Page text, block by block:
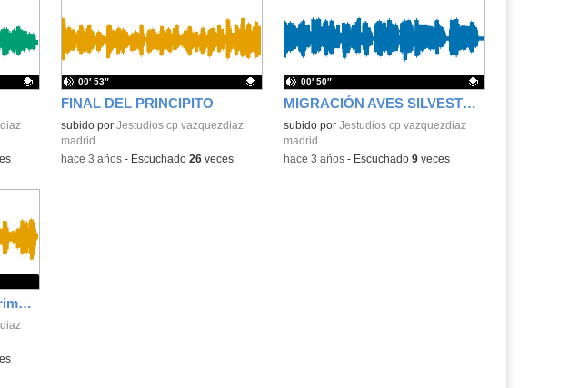
FINAL DEL PRINCIPITO
Contenido educativo.
subido por Jestudios cp vazquezdiaz
madrid
00′ 53″
-hace 3 años- Escuchado 26veces
MIGRACIÓN AVES SILVESTRES
Contenido educativo.
subido por Jestudios cp vazquezdiaz
madrid
00′ 50″
-hace 3 años- Escuchado 9veces
Entrevista concurso de primavera de matemáticas